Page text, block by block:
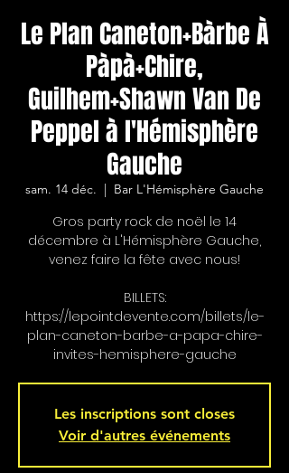
Le Plan Caneton+Bàrbe À
Pàpà+Chire,
Guilhem+Shawn Van De
Peppel à l'Hémisphère
Gauche
sam. 14 déc. Bar L'Hémisphère Gauche
Gros party rock de noël le 14
décembre à L'Hémisphère Gauche,
venez faire la fête avec nous!
BILLETS:
https://lepointdevente.com/billets/le-
plan-caneton-barbe-a-papa-chire-
invites-hemisphere-gauche
Les inscriptions sont closes
Voir d'autres événements